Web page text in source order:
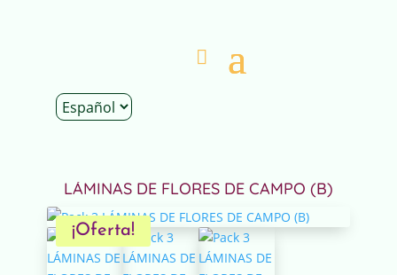
LÁMINAS DE FLORES DE CAMPO (B)
¡Oferta!